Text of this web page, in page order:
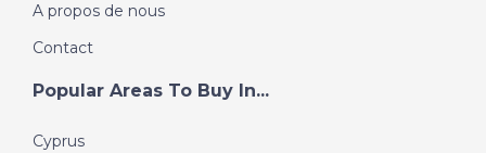
A propos de nous
Contact
Popular Areas To Buy In...
Cyprus